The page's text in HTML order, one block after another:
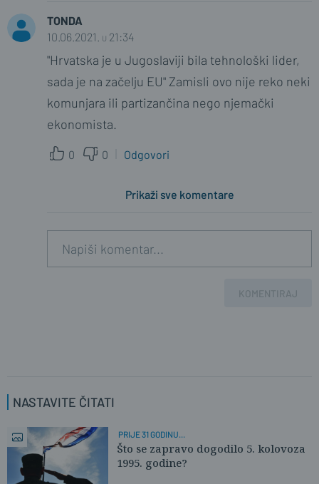
TONDA
10.06.2021. u 21:34
"Hrvatska je u Jugoslaviji bila tehnološki lider,
sada je na začelju EU" Zamisli ovo nije reko neki
komunjara ili partizančina nego njemački
ekonomista.
0 0 Odgovori
Prikaži sve komentare
KOMENTIRAJ
NASTAVITE ČITATI
PRIJE 31 GODINU...
Što se zapravo dogodilo 5. kolovoza
1995. godine?